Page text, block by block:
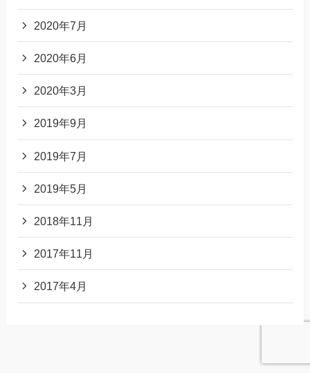
2020年7月
2020年6月
2020年3月
2019年9月
2019年7月
2019年5月
2018年11月
2017年11月
2017年4月